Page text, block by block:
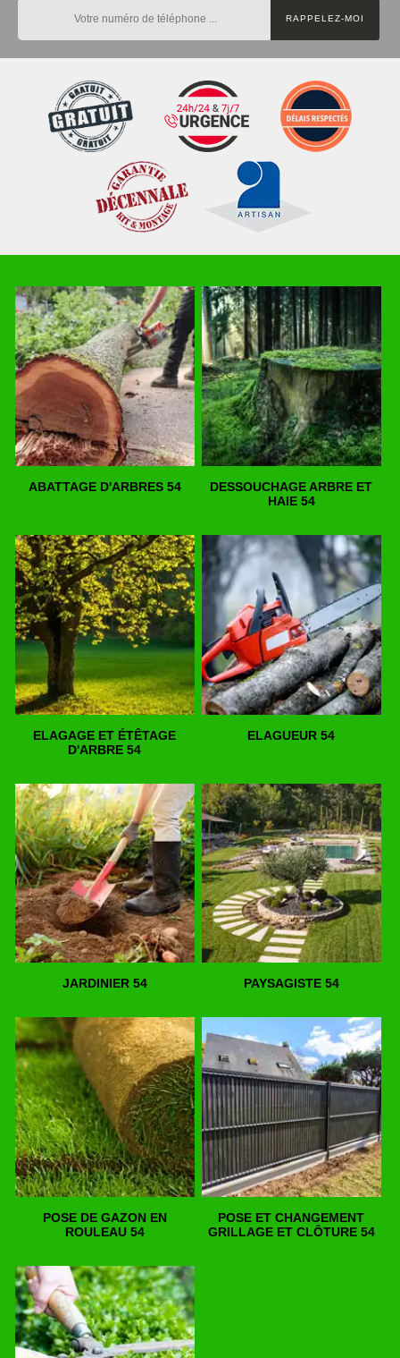
ABATTAGE D'ARBRES 54
DESSOUCHAGE ARBRE ET
HAIE 54
ELAGAGE ET ÉTÊTAGE
D'ARBRE 54
ELAGUEUR 54
JARDINIER 54 PAYSAGISTE 54
POSE DE GAZON EN
ROULEAU 54
POSE ET CHANGEMENT
GRILLAGE ET CLÔTURE 54